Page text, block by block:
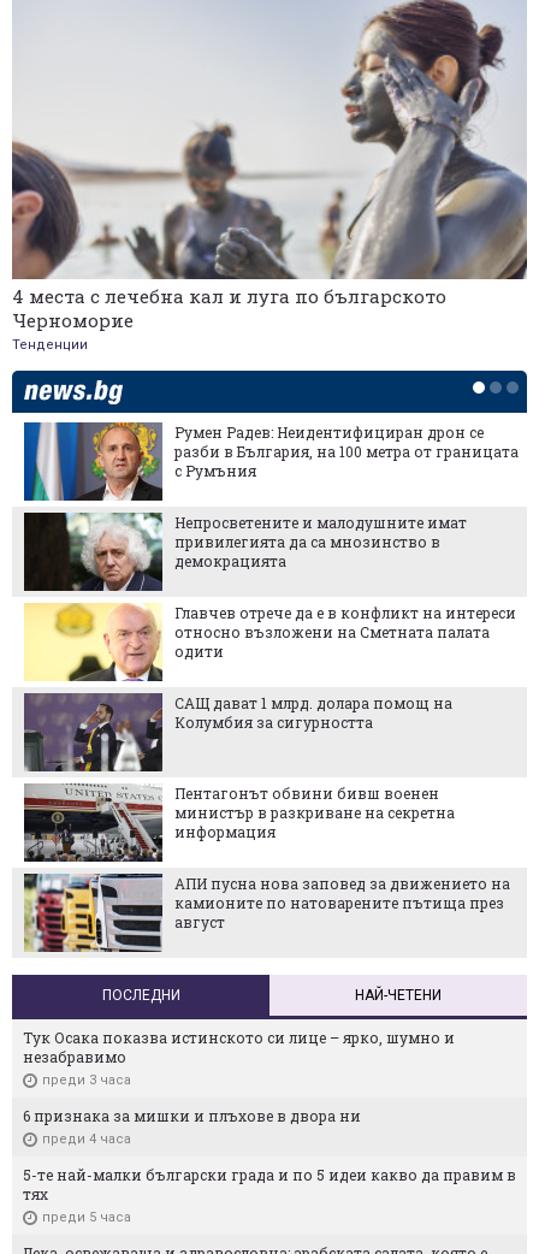
4 места с лечебна кал и луга по българското
Черноморие
Тенденции
Румен Радев: Неидентифициран дрон се
разби в България, на 100 метра от границата
с Румъния
Непросветените и малодушните имат
привилегията да са мнозинство в
демокрацията
Главчев отрече да е в конфликт на интереси
относно възложени на Сметната палата
одити
САЩ дават 1 млрд. долара помощ на
Колумбия за сигурността
Пентагонът обвини бивш военен
министър в разкриване на секретна
информация
АПИ пусна нова заповед за движението на
камионите по натоварените пътища през
август
ПОСЛЕДНИ НАЙ-ЧЕТЕНИ
Тук Осака показва истинското си лице – ярко, шумно и
незабравимо
преди 3 часа
6 признака за мишки и плъхове в двора ни
преди 4 часа
5-те най-малки български градa и по 5 идеи какво да правим в
тях
преди 5 часа